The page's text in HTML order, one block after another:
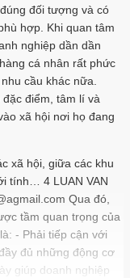
đối tượng và có
hợp. Khi quan tâm
nghiệp dần dần
cá nhân rất phức
cầu khác nữa.
điểm, tâm lí và
xã hội nơi họ đang
xã hội, giữa các khu
tính… 4 LUAN VAN
Qua đó,
tầm quan trọng của
- Phải tiếp cận với
đủ những động cơ
giúp doanh nghiệp